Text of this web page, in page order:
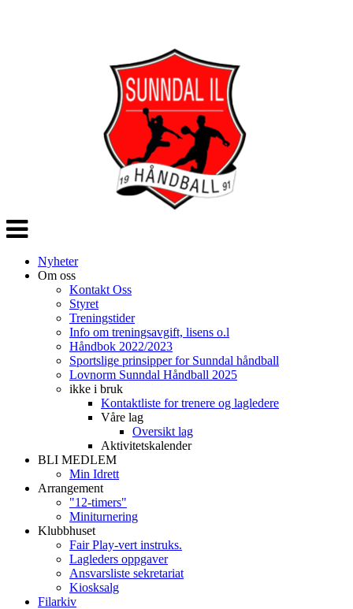
Veksle
navigasjon
Nyheter
Om oss
Kontakt Oss
Styret
Treningstider
Info om treningsavgift, lisens o.l
Håndbok 2022/2023
Sportslige prinsipper for Sunndal håndball
Lovnorm Sunndal Håndball 2025
ikke i bruk
Kontaktliste for trenere og lagledere
Våre lag
Oversikt lag
Aktivitetskalender
BLI MEDLEM
Min Idrett
Arrangement
"12-timers"
Miniturnering
Klubbhuset
Fair Play-vert instruks.
Lagleders oppgaver
Ansvarsliste sekretariat
Kiosksalg
Filarkiv